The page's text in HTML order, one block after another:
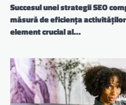
Succesul unei strategii SEO
măsură de eficiența
element crucial al…